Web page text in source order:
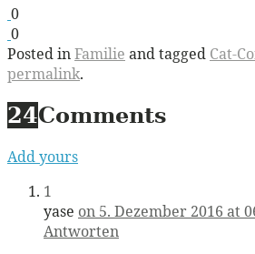
0
0
Posted inFamilie and tagged Cat-
permalink.
24Comments
Add yours
1
yase on 5. Dezember 2016 at
Antworten